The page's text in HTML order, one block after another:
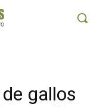
gallos